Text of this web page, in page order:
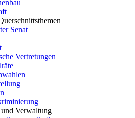
Senat
Vertretungen
Verwaltung